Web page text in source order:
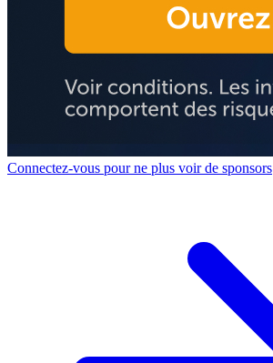
Connectez-vous pour ne plus voir de sponsors